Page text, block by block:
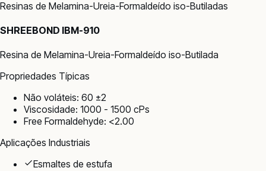
Resinas de Melamina-Ureia-Formaldeído iso-Butiladas
SHREEBOND IBM-910
Resina de Melamina-Ureia-Formaldeído iso-Butilada
Propriedades Típicas
Não voláteis: 60 ±2
Viscosidade: 1000 - 1500 cPs
Free Formaldehyde: <2.00
Aplicações Industriais
Esmaltes de estufa